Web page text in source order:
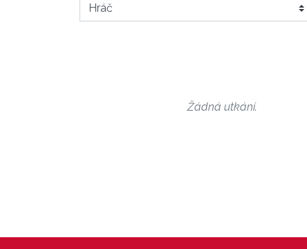
Žádná utkání.